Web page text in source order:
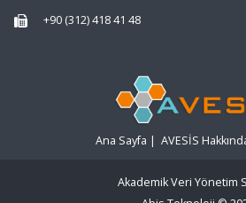
+90 (312) 418 41 48
Ana Sayfa | AVESİS
Akademik Veri Yönetim